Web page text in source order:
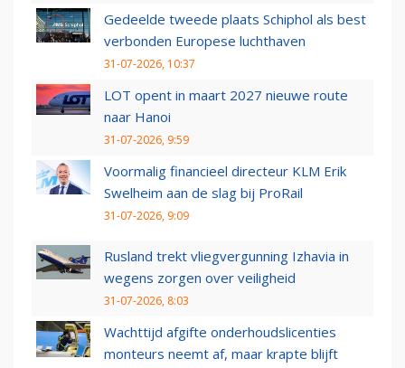
Gedeelde tweede plaats Schiphol als best
verbonden Europese luchthaven
31-07-2026, 10:37
LOT opent in maart 2027 nieuwe route
naar Hanoi
31-07-2026, 9:59
Voormalig financieel directeur KLM Erik
Swelheim aan de slag bij ProRail
31-07-2026, 9:09
Rusland trekt vliegvergunning Izhavia in
wegens zorgen over veiligheid
31-07-2026, 8:03
Wachttijd afgifte onderhoudslicenties
monteurs neemt af, maar krapte blijft